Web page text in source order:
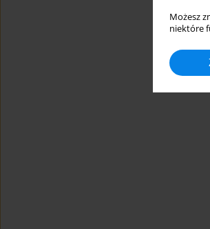
Możesz
niektóre